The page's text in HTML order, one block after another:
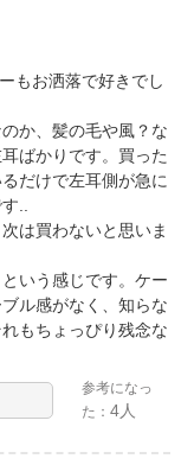
もお洒落で好きでし
か、髪の毛や風？な
ばかりです。買った
だけで左耳側が急に
..
は買わないと思いま
いう感じです。ケー
ル感がなく、知らな
もちょっぴり残念な
参考になっ
た：4人